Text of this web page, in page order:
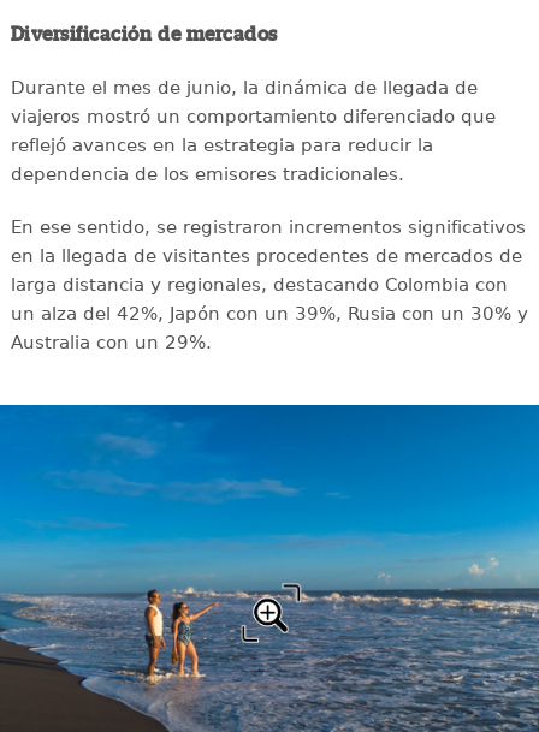
Diversificación de mercados
Durante el mes de junio, la dinámica de llegada de
viajeros mostró un comportamiento diferenciado que
reflejó avances en la estrategia para reducir la
dependencia de los emisores tradicionales.
En ese sentido, se registraron incrementos significativos
en la llegada de visitantes procedentes de mercados de
larga distancia y regionales, destacando Colombia con
un alza del 42%, Japón con un 39%, Rusia con un 30% y
Australia con un 29%.